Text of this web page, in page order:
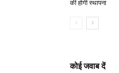
की होगी स्थापना
कोई जवाब दें